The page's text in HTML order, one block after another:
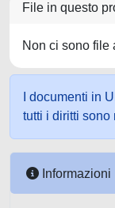
File in questo
Non ci sono file
I documenti in
tutti i diritti sono
Informazioni